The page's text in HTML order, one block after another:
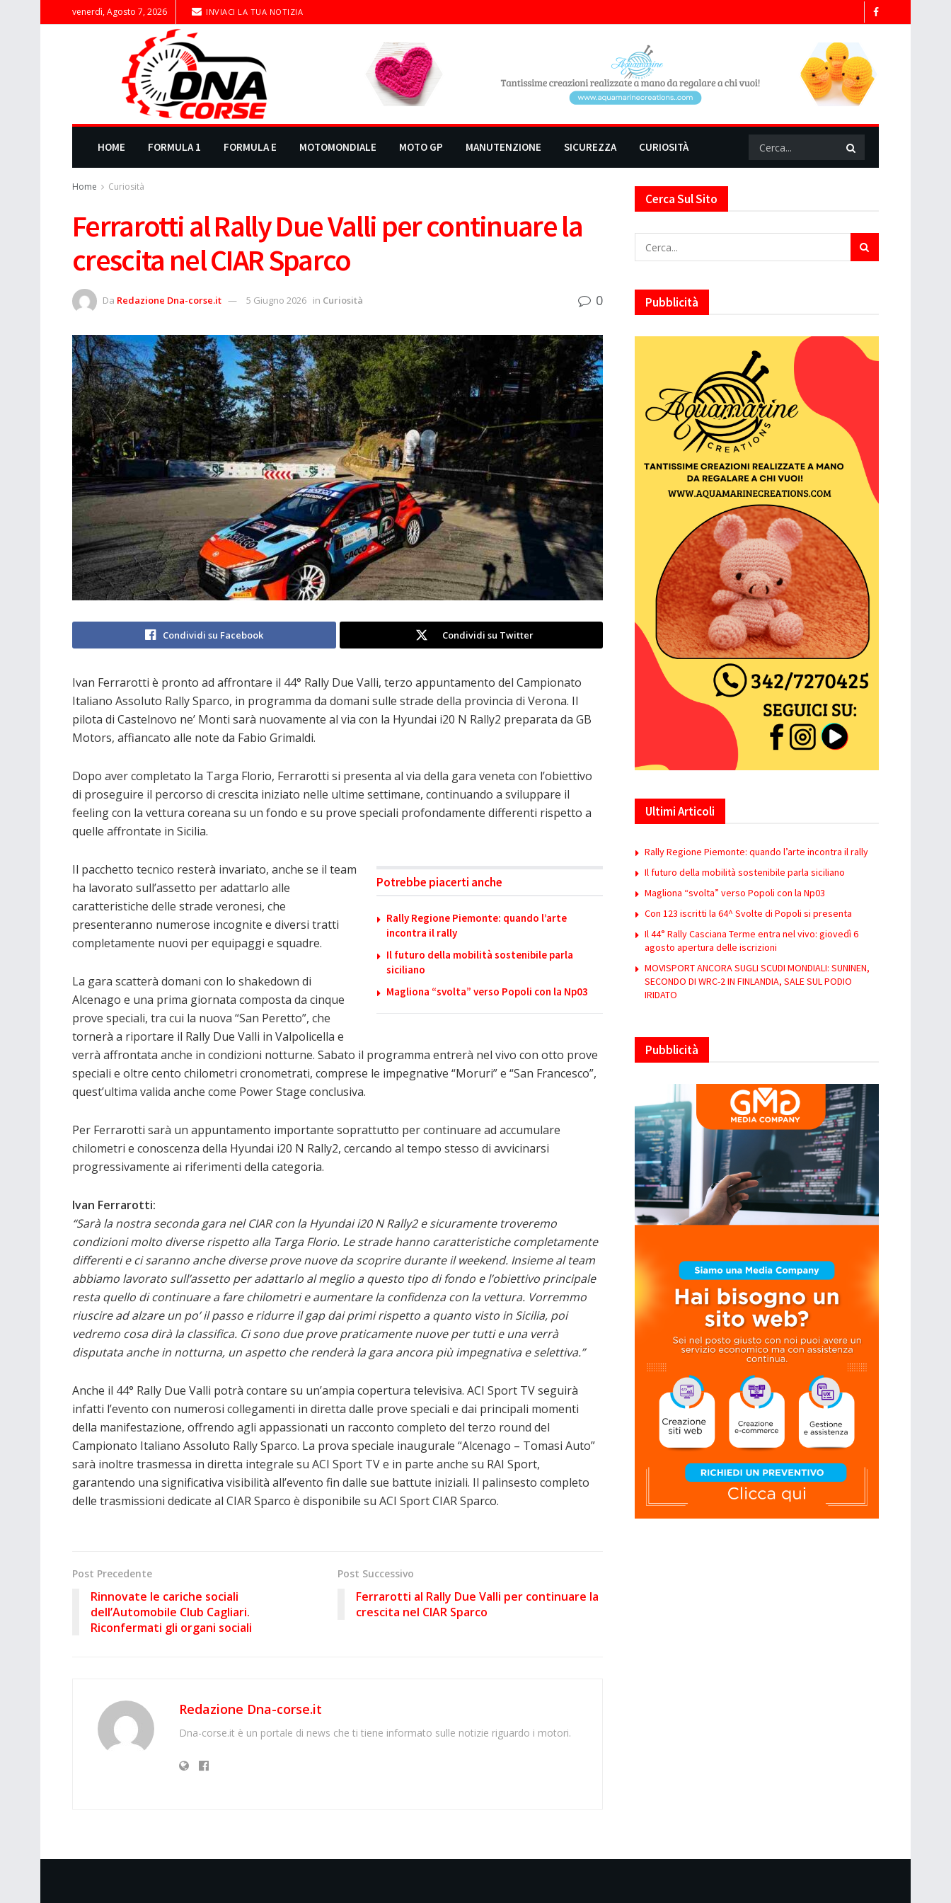
venerdì, Agosto 7, 2026 INVIACI LA TUA NOTIZIA
HOME FORMULA 1 FORMULA E MOTOMONDIALE MOTO GP MANUTENZIONE SICUREZZA CURIOSITÀ
Home Curiosità
Ferrarotti al Rally Due Valli per continuare la
crescita nel CIAR Sparco
Da Redazione Dna-corse.it 5 Giugno 2026 in Curiosità 0
Condividi su Facebook Condividi su Twitter
Ivan Ferrarotti è pronto ad affrontare il 44° Rally Due Valli, terzo appuntamento del Campionato
Italiano Assoluto Rally Sparco, in programma da domani sulle strade della provincia di Verona. Il
pilota di Castelnovo ne’ Monti sarà nuovamente al via con la Hyundai i20 N Rally2 preparata da GB
Motors, affiancato alle note da Fabio Grimaldi.
Dopo aver completato la Targa Florio, Ferrarotti si presenta al via della gara veneta con l’obiettivo
di proseguire il percorso di crescita iniziato nelle ultime settimane, continuando a sviluppare il
feeling con la vettura coreana su un fondo e su prove speciali profondamente differenti rispetto a
quelle affrontate in Sicilia.
Potrebbe piacerti anche
Rally Regione Piemonte: quando l’arte
incontra il rally
Il futuro della mobilità sostenibile parla
siciliano
Magliona “svolta” verso Popoli con la Np03
Il pacchetto tecnico resterà invariato, anche se il team
ha lavorato sull’assetto per adattarlo alle
caratteristiche delle strade veronesi, che
presenteranno numerose incognite e diversi tratti
completamente nuovi per equipaggi e squadre.
La gara scatterà domani con lo shakedown di
Alcenago e una prima giornata composta da cinque
prove speciali, tra cui la nuova “San Peretto”, che
tornerà a riportare il Rally Due Valli in Valpolicella e
verrà affrontata anche in condizioni notturne. Sabato il programma entrerà nel vivo con otto prove
speciali e oltre cento chilometri cronometrati, comprese le impegnative “Moruri” e “San Francesco”,
quest’ultima valida anche come Power Stage conclusiva.
Per Ferrarotti sarà un appuntamento importante soprattutto per continuare ad accumulare
chilometri e conoscenza della Hyundai i20 N Rally2, cercando al tempo stesso di avvicinarsi
progressivamente ai riferimenti della categoria.
Ivan Ferrarotti:
“Sarà la nostra seconda gara nel CIAR con la Hyundai i20 N Rally2 e sicuramente troveremo
condizioni molto diverse rispetto alla Targa Florio. Le strade hanno caratteristiche completamente
differenti e ci saranno anche diverse prove nuove da scoprire durante il weekend. Insieme al team
abbiamo lavorato sull’assetto per adattarlo al meglio a questo tipo di fondo e l’obiettivo principale
resta quello di continuare a fare chilometri e aumentare la confidenza con la vettura. Vorremmo
riuscire ad alzare un po’ il passo e ridurre il gap dai primi rispetto a quanto visto in Sicilia, poi
vedremo cosa dirà la classifica. Ci sono due prove praticamente nuove per tutti e una verrà
disputata anche in notturna, un aspetto che renderà la gara ancora più impegnativa e selettiva.”
Anche il 44° Rally Due Valli potrà contare su un’ampia copertura televisiva. ACI Sport TV seguirà
infatti l’evento con numerosi collegamenti in diretta dalle prove speciali e dai principali momenti
della manifestazione, offrendo agli appassionati un racconto completo del terzo round del
Campionato Italiano Assoluto Rally Sparco. La prova speciale inaugurale “Alcenago – Tomasi Auto”
sarà inoltre trasmessa in diretta integrale su ACI Sport TV e in parte anche su RAI Sport,
garantendo una significativa visibilità all’evento fin dalle sue battute iniziali. Il palinsesto completo
delle trasmissioni dedicate al CIAR Sparco è disponibile su ACI Sport CIAR Sparco.
Post Precedente
Rinnovate le cariche sociali
dell’Automobile Club Cagliari.
Riconfermati gli organi sociali
Post Successivo
Ferrarotti al Rally Due Valli per continuare la
crescita nel CIAR Sparco
Redazione Dna-corse.it
Dna-corse.it è un portale di news che ti tiene informato sulle notizie riguardo i motori.
Cerca Sul Sito
Pubblicità
Ultimi Articoli
Rally Regione Piemonte: quando l’arte incontra il rally
Il futuro della mobilità sostenibile parla siciliano
Magliona “svolta” verso Popoli con la Np03
Con 123 iscritti la 64^ Svolte di Popoli si presenta
Il 44° Rally Casciana Terme entra nel vivo: giovedì 6
agosto apertura delle iscrizioni
MOVISPORT ANCORA SUGLI SCUDI MONDIALI: SUNINEN,
SECONDO DI WRC-2 IN FINLANDIA, SALE SUL PODIO
IRIDATO
Pubblicità